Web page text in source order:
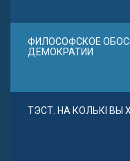
ФИЛОСОФСКОЕ
ДЕМОКРАТИИ
ТЭСТ. НА КОЛЬКІ ВЫ